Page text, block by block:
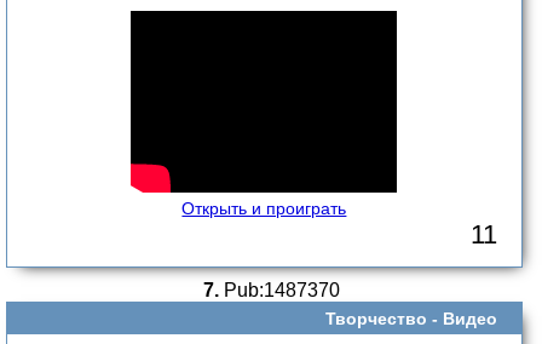
Открыть и проиграть
11
7.Pub:1487370
Творчество - Видео